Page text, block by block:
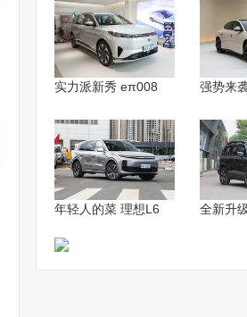
实力派新秀 eπ008 强势来
年轻人的菜 理想L6 全新升